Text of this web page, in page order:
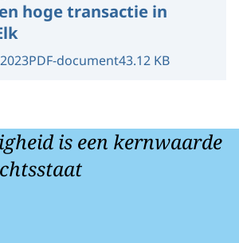
hoge transactie in
PDF-document43.12 KB
is een kernwaarde